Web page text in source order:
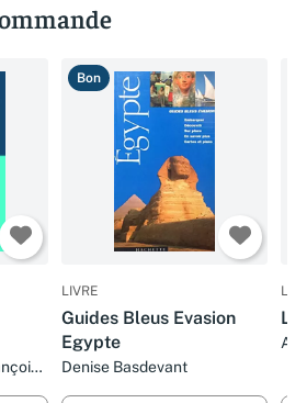
Bon
LIVRE
Guides Bleus Evasion
Egypte
Denise Basdevant